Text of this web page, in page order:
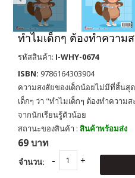
ทำไมเด็กๆ ต้องทำความ
รหัสสินค้า: I-WHY-0674
ISBN: 9786164303904
ความสงสัยของเด็กน้อยไม่มีที่สิ้นสุ
เด็กๆ ว่า "ทำไมเด็กๆ ต้องทำควา
จากนักเรียนรู้ตัวน้อย
สถานะของสินค้า : สินค้าพร้อมส่ง
69 บาท
จำนวน: